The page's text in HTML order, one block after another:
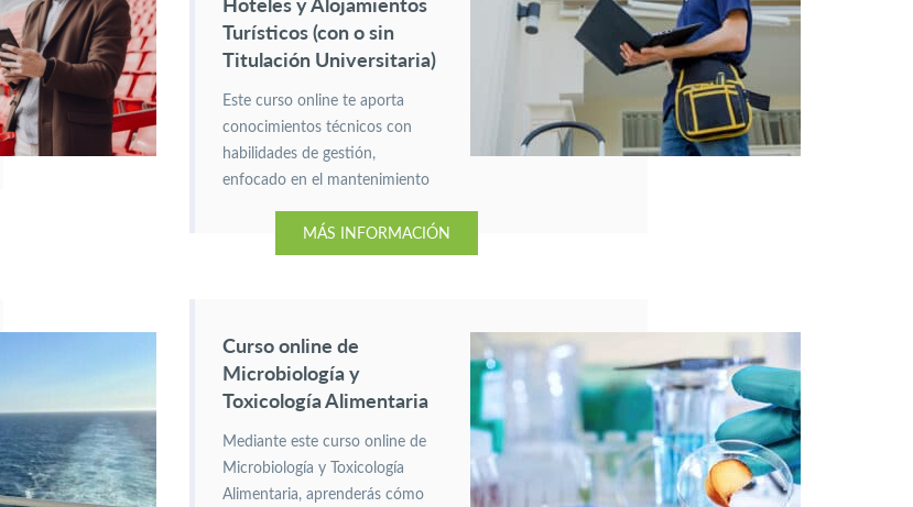
Turísticos (con o sin
Titulación Universitaria)
Este curso online te aporta
conocimientos técnicos con
habilidades de gestión,
enfocado en el mantenimiento
optimización de los sistemas en
Hoteles y Alojamientos
MÁS INFORMACIÓN
Curso online de
Microbiología y
Toxicología Alimentaria
Mediante este curso online de
Microbiología y Toxicología
Alimentaria, aprenderás cómo